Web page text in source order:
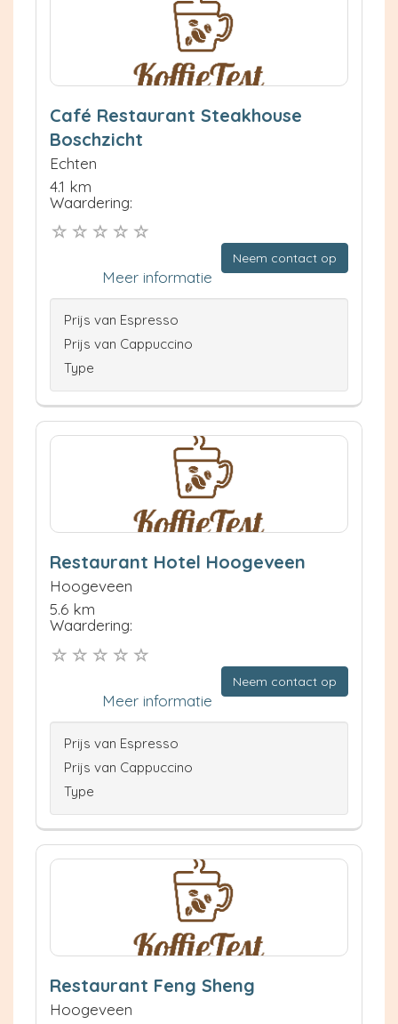
Café Restaurant Steakhouse
Boschzicht
Echten
4.1 km
Waardering:
Neem contact op
Meer informatie
Prijs van Espresso
Prijs van Cappuccino
Type
Restaurant Hotel Hoogeveen
Hoogeveen
5.6 km
Waardering:
Neem contact op
Meer informatie
Prijs van Espresso
Prijs van Cappuccino
Type
Restaurant Feng Sheng
Hoogeveen